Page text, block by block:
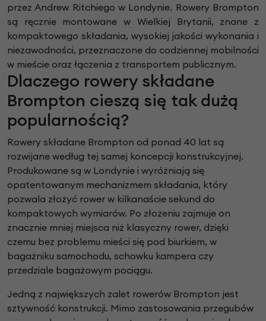
przez Andrew Ritchiego w Londynie. Rowery Brompton
są ręcznie montowane w Wielkiej Brytanii, znane z
kompaktowego składania, wysokiej jakości wykonania i
niezawodności, przeznaczone do codziennej mobilności
w mieście oraz łączenia z transportem publicznym.
Dlaczego rowery składane
Brompton cieszą się tak dużą
popularnością?
Rowery składane Brompton od ponad 40 lat są
rozwijane według tej samej koncepcji konstrukcyjnej.
Produkowane są w Londynie i wyróżniają się
opatentowanym mechanizmem składania, który
pozwala złożyć rower w kilkanaście sekund do
kompaktowych wymiarów. Po złożeniu zajmuje on
znacznie mniej miejsca niż klasyczny rower, dzięki
czemu bez problemu mieści się pod biurkiem, w
bagażniku samochodu, schowku kampera czy
przedziale bagażowym pociągu.
Jedną z największych zalet rowerów Brompton jest
sztywność konstrukcji. Mimo zastosowania przegubów